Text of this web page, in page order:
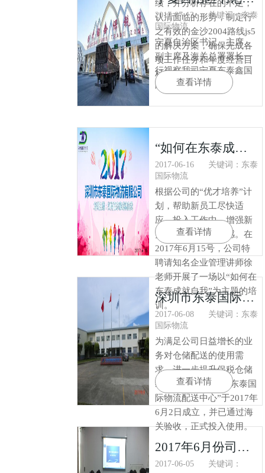
绩，并分析存在的不足，
认清面临的形势，制定行
之有效的金沙2004路线js5
的解决方案，确保完成各
项工作任务和年度经营目
标。
2017-07-13
关键词：东泰
国际物流
宁夏自治区书记、主席、
副主席及海关总署署长一
行视察我司宁夏东泰鑫国
际快件中心
查看详情
“如何在东泰成就自我”培训
2017-06-16
关键词：东泰
国际物流
根据公司的“优才培养”计
划，帮助新员工尽快适
应、投入工作中，增强新
员工对公司的归属感。在
2017年6月15号，公司特
聘请知名企业管理讲师徐
老师开展了一场以“如何在
东泰成就自我”为主题的培
训。
查看详情
深圳市东泰国际物流配送中心成立
2017-06-08
关键词：东泰
国际物流
为满足公司日益增长的业
务对仓储配送的使用需
求，进一步提升保税仓储
综合能力，“深圳市东泰国
际物流配送中心”于2017年
6月2日成立，并已通过海
关验收，正式投入使用。
查看详情
2017年6月份司务会议
2017-06-05 关键词：